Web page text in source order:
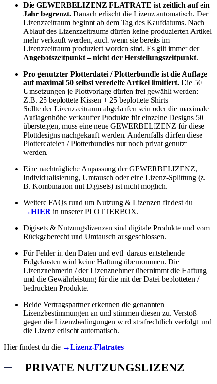
Die GEWERBELIZENZ FLATRATE ist zeitlich auf ein
Jahr begrenzt. Danach erlischt die Lizenz automatisch. Der
Lizenzzeitraum beginnt ab dem Tag des Kaufdatums. Nach
Ablauf des Lizenzzeitraums dürfen keine produzierten Artikel
mehr verkauft werden, auch wenn sie bereits im
Lizenzzeitraum produziert worden sind. Es gilt immer der
Angebotszeitpunkt – nicht der Herstellungszeitpunkt.
Pro genutzter Plotterdatei / Plotterbundle ist die Auflage
auf maximal 50 selbst veredelte Artikel limitiert. Die 50
Umsetzungen je Plottvorlage dürfen frei gewählt werden:
Z.B. 25 beplottete Kissen + 25 beplottete Shirts
Sollte der Lizenzzeitraum abgelaufen sein oder die maximale
Auflagenhöhe verkaufter Produkte für einzelne Designs 50
übersteigen, muss eine neue GEWERBELIZENZ für diese
Plottdesigns nachgekauft werden. Andernfalls dürfen diese
Plotterdateien / Plotterbundles nur noch privat genutzt
werden.
Eine nachträgliche Anpassung der GEWERBELIZENZ,
Individualisierung, Umtausch oder eine Lizenz-Splittung (z.
B. Kombination mit Digisets) ist nicht möglich.
Weitere FAQs rund um Nutzung & Lizenzen findest du
→HIER in unserer PLOTTERBOX.
Digisets & Nutzungslizenzen sind digitale Produkte und vom
Rückgaberecht und Umtausch ausgeschlossen.
Für Fehler in den Daten und evtl. daraus entstehende
Folgekosten wird keine Haftung übernommen. Die
Lizenznehmerin / der Lizenznehmer übernimmt die Haftung
und die Gewährleistung für die mit der Datei beplotteten /
bedruckten Produkte.
Beide Vertragspartner erkennen die genannten
Lizenzbestimmungen an und stimmen diesen zu. Verstoß
gegen die Lizenzbedingungen wird strafrechtlich verfolgt und
die Lizenz erlischt automatisch.
Hier findest du die →Lizenz-Flatrates
PRIVATE NUTZUNGSLIZENZ